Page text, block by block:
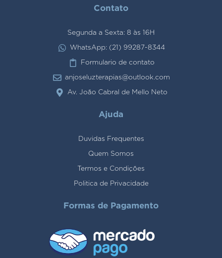
Contato
Segunda a Sexta: 8 às 16H
WhatsApp: (21) 99287-8344
Formulario de contato
anjoseluzterapias@outlook.com
Av. João Cabral de Mello Neto
Ajuda
Duvidas Frequentes
Quem Somos
Termos e Condições
Politica de Privacidade
Formas de Pagamento